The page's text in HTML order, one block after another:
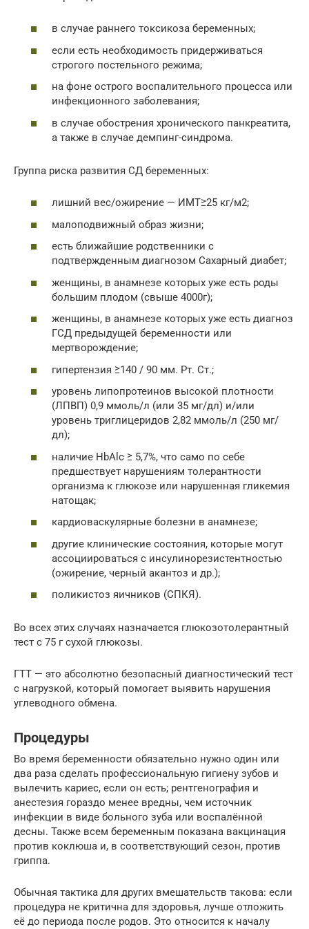
в случае раннего токсикоза беременных;
если есть необходимость придерживаться
строгого постельного режима;
на фоне острого воспалительного процесса или
инфекционного заболевания;
в случае обострения хронического панкреатита,
а также в случае демпинг-синдрома.
Группа риска развития СД беременных:
лишний вес/ожирение — ИМТ≥25 кг/м2;
малоподвижный образ жизни;
есть ближайшие родственники с
подтвержденным диагнозом Сахарный диабет;
женщины, в анамнезе которых уже есть роды
большим плодом (свыше 4000г);
женщины, в анамнезе которых уже есть диагноз
ГСД предыдущей беременности или
мертворождение;
гипертензия ≥140 / 90 мм. Рт. Ст.;
уровень липопротеинов высокой плотности
(ЛПВП) 0,9 ммоль/л (или 35 мг/дл) и/или
уровень триглицеридов 2,82 ммоль/л (250 мг/
дл);
наличие HbAlc ≥ 5,7%, что само по себе
предшествует нарушениям толерантности
организма к глюкозе или нарушенная гликемия
натощак;
кардиоваскулярные болезни в анамнезе;
другие клинические состояния, которые могут
ассоциироваться с инсулинорезистентностью
(ожирение, черный акантоз и др.);
поликистоз яичников (СПКЯ).
Во всех этих случаях назначается глюкозотолерантный
тест с 75 г сухой глюкозы.
ГТТ — это абсолютно безопасный диагностический тест
с нагрузкой, который помогает выявить нарушения
углеводного обмена.
Процедуры
Во время беременности обязательно нужно один или
два раза сделать профессиональную гигиену зубов и
вылечить кариес, если он есть; рентгенография и
анестезия гораздо менее вредны, чем источник
инфекции в виде больного зуба или воспалённой
десны. Также всем беременным показана вакцинация
против коклюша и, в соответствующий сезон, против
гриппа.
Обычная тактика для других вмешательств такова: если
процедура не критична для здоровья, лучше отложить
её до периода после родов. Это относится к началу